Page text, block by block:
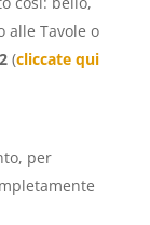
alle Tavole o
(cliccate qui
per